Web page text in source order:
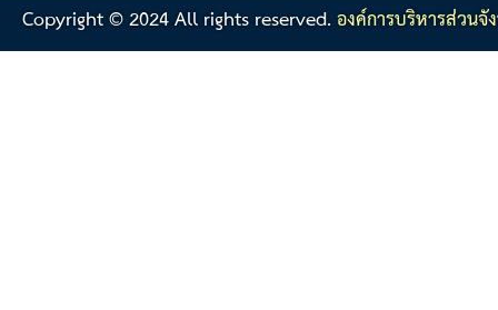
Copyright © 2024 All rights reserved.องค์การบริหารส่วน